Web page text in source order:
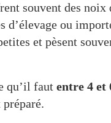
souvent des noix
d’élevage ou
et pèsent
qu’il faut entre 4 et